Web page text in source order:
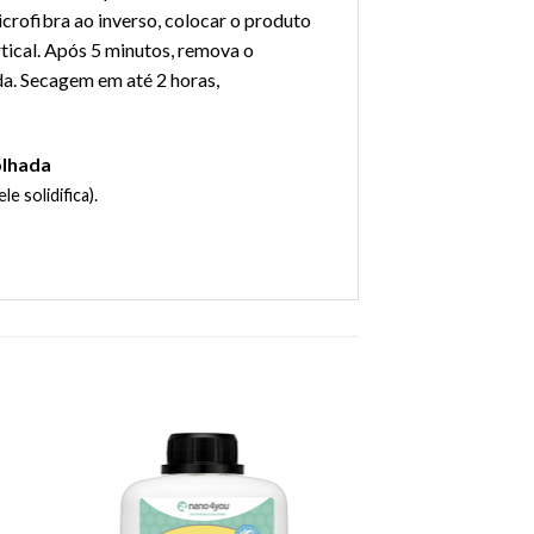
ao inverso, colocar o produto
Após 5 minutos, remova o
Secagem em até 2 horas,
solidifica).